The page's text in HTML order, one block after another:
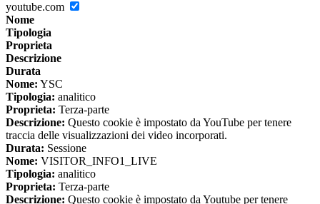
youtube.com
Nome
Tipologia
Proprieta
Descrizione
Durata
Nome: YSC
Tipologia: analitico
Proprieta: Terza-parte
Descrizione: Questo cookie è impostato da YouTube per tenere
traccia delle visualizzazioni dei video incorporati.
Durata: Sessione
Nome: VISITOR_INFO1_LIVE
Tipologia: analitico
Proprieta: Terza-parte
Descrizione: Questo cookie è impostato da Youtube per tenere